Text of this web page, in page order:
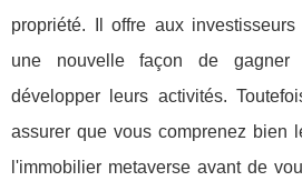
propriété. Il offre aux
une nouvelle façon de
développer leurs activités.
assurer que vous comprenez bien
l'immobilier metaverse avant de